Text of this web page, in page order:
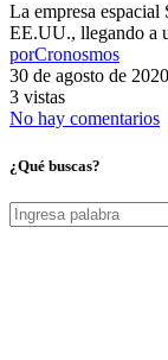
La empresa
EE.UU., llegando a
porCronosmos
30 de agosto de 2020
3 vistas
No hay comentarios
¿Qué buscas?